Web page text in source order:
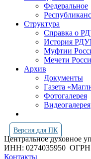
Федеральное
Структура
Справка о
История
Муфтии
Мечети
Архив
Документы
Газета
Фотогалерея
Видеогалерея
Версия для ПК
Центральное духовное
ИНН: 0274035950 ОГРН:
Контакты